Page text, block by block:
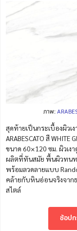
ภาพ:
สุดท้ายเป็นกระเบื้องผิวเง
ARABESCATO สี
ขนาด 60×120 ซม. ผิวเ
ผลิตที่ทันสมัย พื้นผิวทนท
พร้อมลวดลายแบบ
คล้ายกับหินอ่อนจริงจาก
สไตล์
ช้อปก